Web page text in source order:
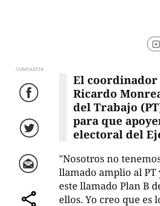
COMPARTIR
Facebook
Twitter
Correo
El coordinador
Ricardo
del Trabajo
para que
electoral del
"Nosotros no
llamado amplio al
este llamado Plan B
ellos. Yo creo que es